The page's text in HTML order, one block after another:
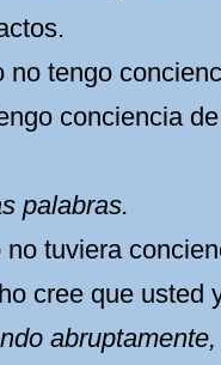
no tengo
conciencia
palabras.
tuviera
cree que usted